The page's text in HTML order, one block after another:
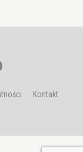
Kontakt